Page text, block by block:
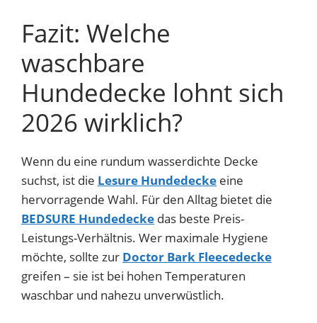
Fazit: Welche
waschbare
Hundedecke lohnt sich
2026 wirklich?
Wenn du eine rundum wasserdichte Decke
suchst, ist die Lesure Hundedecke eine
hervorragende Wahl. Für den Alltag bietet die
BEDSURE Hundedecke das beste Preis-
Leistungs-Verhältnis. Wer maximale Hygiene
möchte, sollte zur Doctor Bark Fleecedecke
greifen – sie ist bei hohen Temperaturen
waschbar und nahezu unverwüstlich.